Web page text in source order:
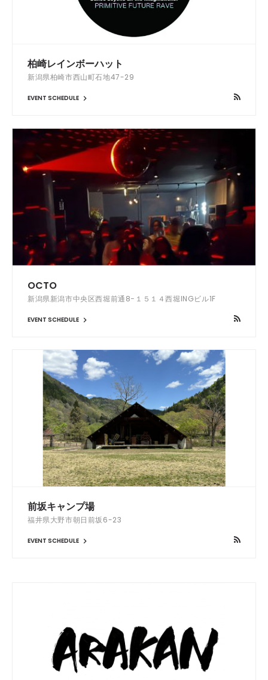
柏崎レインボーハット
新潟県柏崎市西山町石地47-29
EVENT SCHEDULE
OCTO
新潟県新潟市中央区西堀前通8−１５１４西堀INGビル1F
EVENT SCHEDULE
前坂キャンプ場
福井県大野市朝日前坂6-23
EVENT SCHEDULE